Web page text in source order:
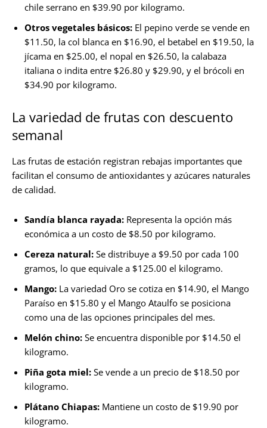
chile serrano en $39.90 por kilogramo.
Otros vegetales básicos: El pepino verde se vende en
$11.50, la col blanca en $16.90, el betabel en $19.50, la
jícama en $25.00, el nopal en $26.50, la calabaza
italiana o indita entre $26.80 y $29.90, y el brócoli en
$34.90 por kilogramo.
La variedad de frutas con descuento
semanal
Las frutas de estación registran rebajas importantes que
facilitan el consumo de antioxidantes y azúcares naturales
de calidad.
Sandía blanca rayada: Representa la opción más
económica a un costo de $8.50 por kilogramo.
Cereza natural: Se distribuye a $9.50 por cada 100
gramos, lo que equivale a $125.00 el kilogramo.
Mango: La variedad Oro se cotiza en $14.90, el Mango
Paraíso en $15.80 y el Mango Ataulfo se posiciona
como una de las opciones principales del mes.
Melón chino: Se encuentra disponible por $14.50 el
kilogramo.
Piña gota miel: Se vende a un precio de $18.50 por
kilogramo.
Plátano Chiapas: Mantiene un costo de $19.90 por
kilogramo.